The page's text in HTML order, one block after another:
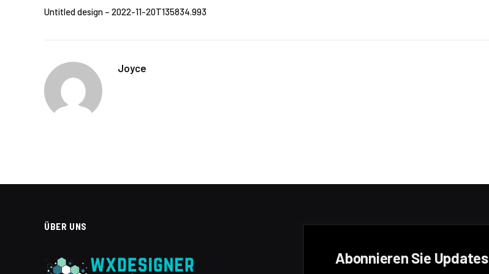
Untitled design – 2022-11-20T135834.993
Joyce
ÜBER UNS
Abonnieren Sie Updates